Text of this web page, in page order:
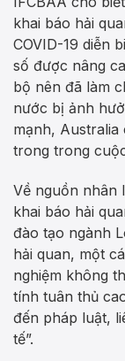
khai báo hải
COVID-19 diễn
số được nâng
bộ nên đã làm
nước bị ảnh
mạnh,
trong trong
Về nguồn nhân
khai báo hải
đào tạo ngành
hải quan, một
nghiệm không
tính tuân thủ
đến pháp luật,
tế”.